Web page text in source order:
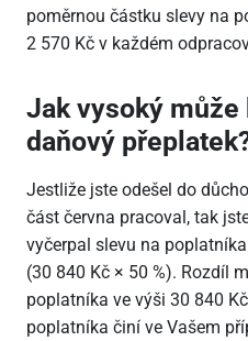
poměrnou částku slevy na
2 570 Kč v každém
Jak vysoký
daňový
Jestliže jste odešel do
část června pracoval, tak
vyčerpal slevu na
(30 840 Kč × 50 %). Rozdíl
poplatníka ve výši 30 840
poplatníka činí ve Vašem